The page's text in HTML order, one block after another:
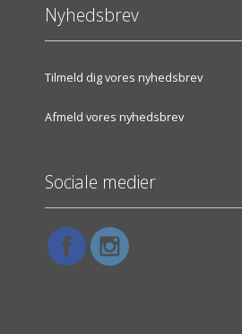
Nyhedsbrev
Tilmeld dig vores nyhedsbrev
Afmeld vores nyhedsbrev
Sociale medier